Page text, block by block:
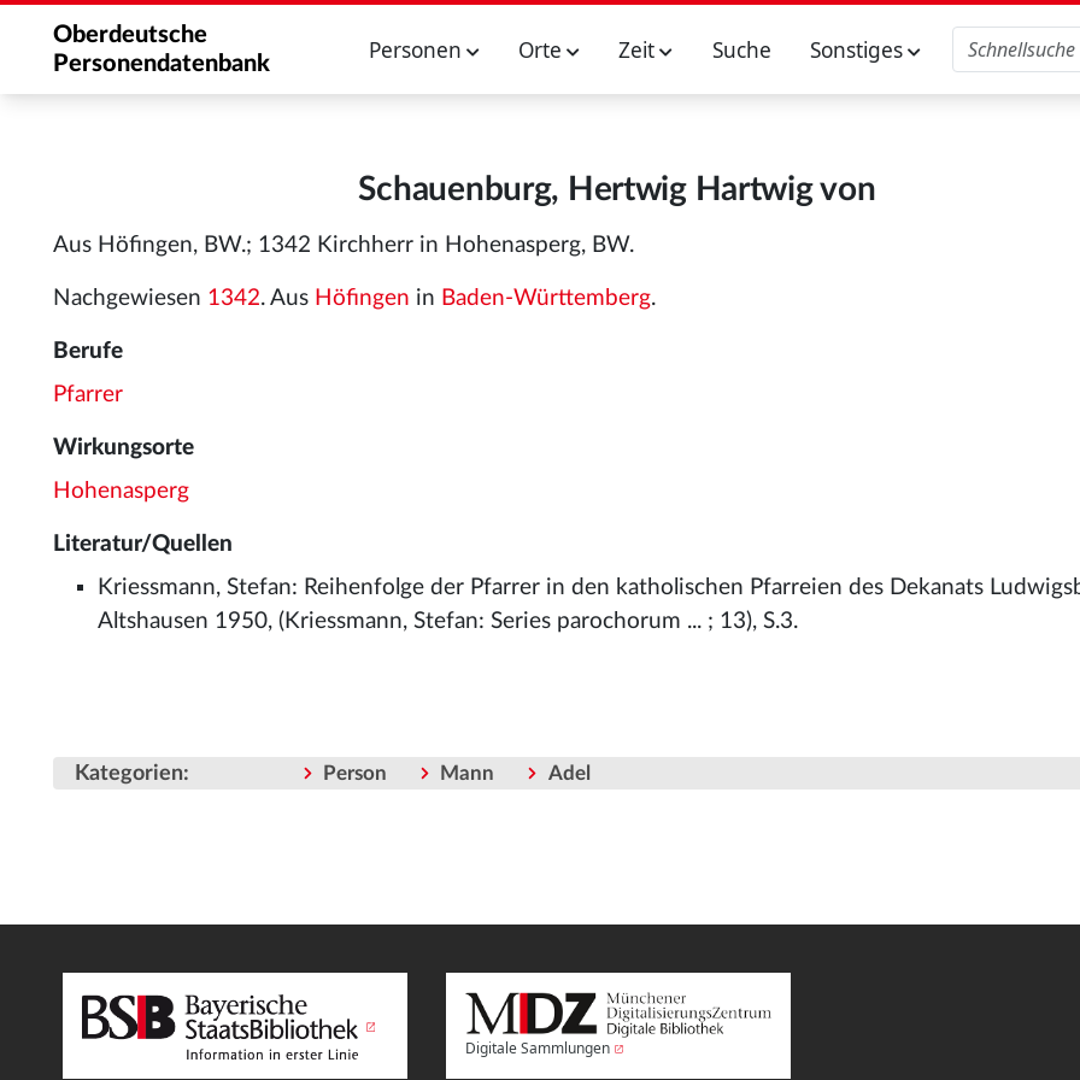
Oberdeutsche
Personendatenbank
Personen Orte Zeit Suche Sonstiges
Schauenburg, Hertwig Hartwig von
Aus Höfingen, BW.; 1342 Kirchherr in Hohenasperg, BW.
Nachgewiesen 1342. Aus Höfingen in Baden-Württemberg.
Berufe
Pfarrer
Wirkungsorte
Hohenasperg
Literatur/Quellen
Kriessmann, Stefan: Reihenfolge der Pfarrer in den katholischen Pfarreien des Dekanats
Altshausen 1950, (Kriessmann, Stefan: Series parochorum ... ; 13), S.3.
Kategorien: Person Mann Adel
Digitale Sammlungen